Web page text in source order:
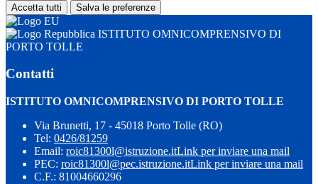
Accetta tutti Salva le preferenze
ISTITUTO OMNICOMPRENSIVO DI
PORTO TOLLE
Contatti
ISTITUTO OMNICOMPRENSIVO DI PORTO TOLLE
Via Brunetti, 17 - 45018 Porto Tolle (RO)
Tel: 0426/81259
Email: roic81300l@istruzione.itLink per inviare una mail
PEC: roic81300l@pec.istruzione.itLink per inviare una mail
C.F.: 81004660296